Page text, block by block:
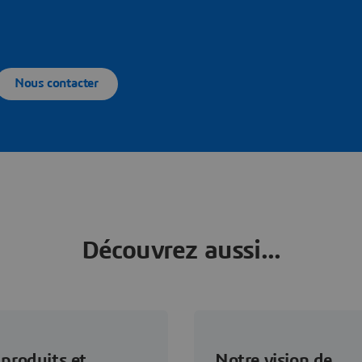
Nous contacter
Découvrez aussi...